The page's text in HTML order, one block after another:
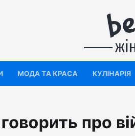
МОДА ТА КРАСА КУЛІНАРІЯ
про